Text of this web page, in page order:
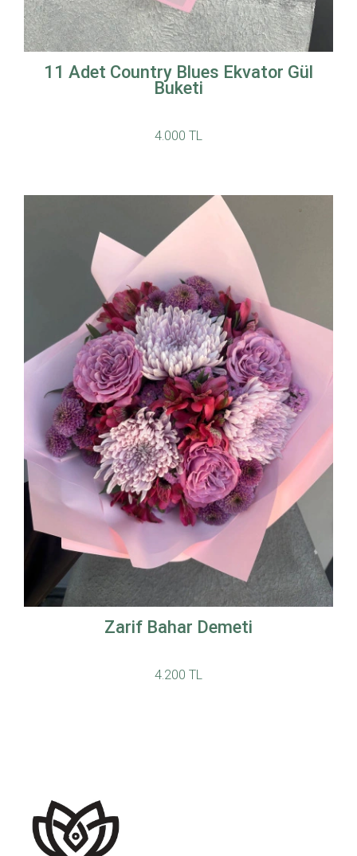
11 Adet Country Blues Ekvator Gül
Buketi
4.000 TL
Zarif Bahar Demeti
4.200 TL